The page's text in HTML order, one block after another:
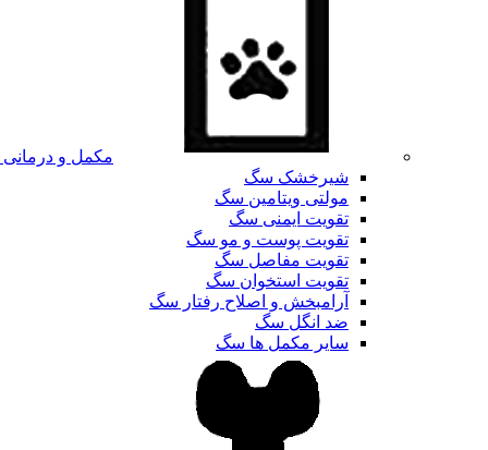
مکمل و
شیرخشک سگ
مولتی ویتامین سگ
تقویت ایمنی سگ
تقویت پوست و مو سگ
تقویت مفاصل سگ
تقویت استخوان سگ
آرامبخش و اصلاح رفتار سگ
ضد انگل سگ
سایر مکمل ها سگ